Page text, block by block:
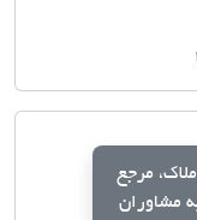
مرجع
مشاوران